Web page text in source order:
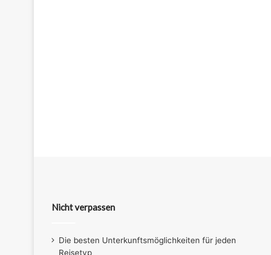
Nicht verpassen
Die besten Unterkunftsmöglichkeiten für jeden
Reisetyp